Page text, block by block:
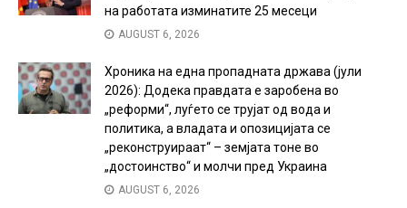
на работата изминатите 25 месеци
AUGUST 6, 2026
Хроника на една пропадната држава (јули
2026): Додека правдата е заробена во
„реформи“, луѓето се трујат од вода и
политика, а владата и опозицијата се
„реконструираат“ – земјата тоне во
„достоинство“ и молчи пред Украина
AUGUST 6, 2026